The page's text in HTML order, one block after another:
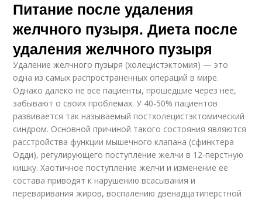
Питание после удаления
желчного пузыря. Диета после
удаления желчного пузыря
Удаление желчного пузыря (холецистэктомия) — это
одна из самых распространенных операций в мире.
Однако далеко не все пациенты, прошедшие через нее,
забывают о своих проблемах. У 40-50% пациентов
развивается так называемый постхолецистэктомический
синдром. Основной причиной такого состояния являются
расстройства функции мышечного клапана (сфинктера
Одди), регулирующего поступление желчи в 12-перстную
кишку. Хаотичное поступление желчи и изменение ее
состава приводят к нарушению всасывания и
переваривания жиров, воспалению двенадцатиперстной